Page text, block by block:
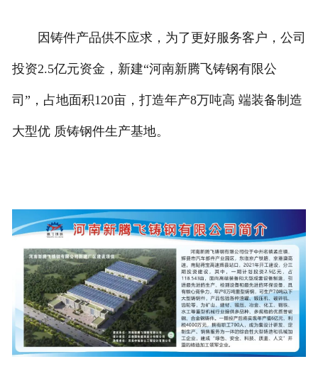
因铸件产品供不应求，为了更好服务客户，公司
投资2.5亿元资金，新建“河南新腾飞铸钢有限公
司”，占地面积120亩，打造年产8万吨高 端装备制造
大型优 质铸钢件生产基地。